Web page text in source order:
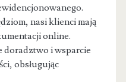
nasi klienci mają
online.
i wsparcie
obsługując